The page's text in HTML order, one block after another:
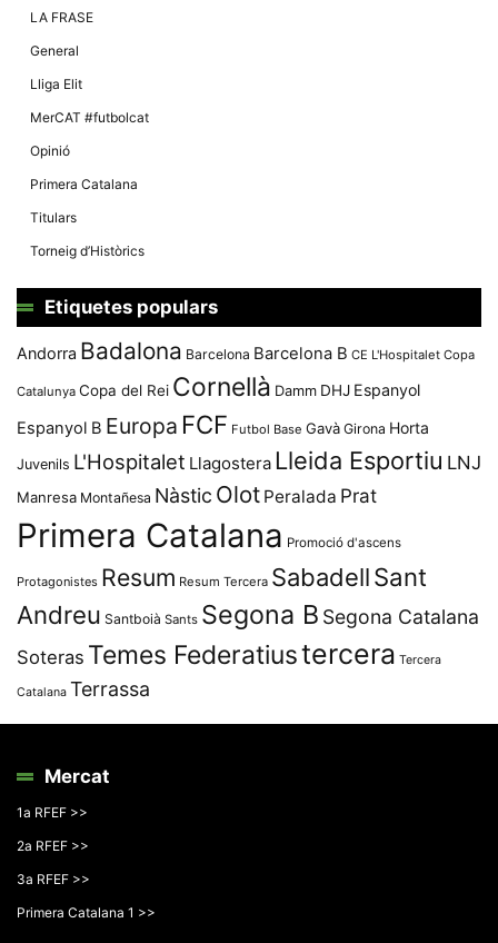
LA FRASE
General
Lliga Elit
MerCAT #futbolcat
Opinió
Primera Catalana
Titulars
Torneig d’Històrics
Etiquetes populars
Andorra Badalona Barcelona Barcelona B CE L'Hospitalet Copa
Catalunya Copa del Rei Cornellà Damm DHJ Espanyol
Espanyol B Europa FCF Futbol Base Gavà Girona Horta
Juvenils L'Hospitalet Llagostera Lleida Esportiu LNJ
Manresa Montañesa Nàstic Olot Peralada Prat
Primera Catalana Promoció d'ascens
Protagonistes Resum Resum Tercera SabadellSant
Andreu Santboià Sants Segona B Segona Catalana
Soteras Temes Federatiustercera Tercera
Catalana Terrassa
Mercat
1a RFEF >>
2a RFEF >>
3a RFEF >>
Primera Catalana 1 >>